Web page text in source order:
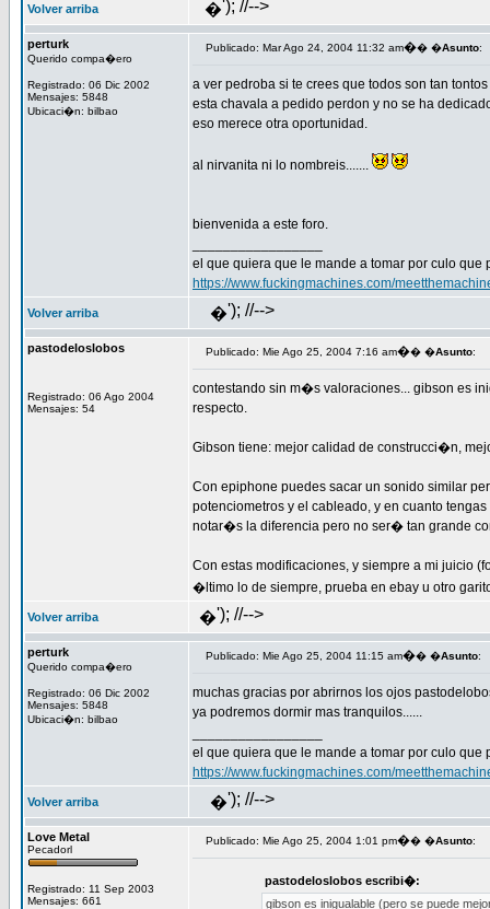
Volver arriba �'); //-->
perturk
Querido compa�ero
Registrado: 06 Dic 2002
Mensajes: 5848
Ubicaci�n: bilbao
Publicado: Mar Ago 24, 2004 11:32 am�� �Asunto:
a ver pedroba si te crees que todos son tan
esta chavala a pedido perdon y no se ha
eso merece otra oportunidad.
al nirvanita ni lo nombreis.......
bienvenida a este foro.
el que quiera que le mande a tomar por culo que
https://www.fuckingmachines.com/
Volver arriba �'); //-->
pastodeloslobos
Registrado: 06 Ago 2004
Mensajes: 54
Publicado: Mie Ago 25, 2004 7:16 am�� �Asunto:
contestando sin m�s valoraciones... gibson es
respecto.
Gibson tiene: mejor calidad de construcci�n,
Con epiphone puedes sacar un sonido similar
potenciometros y el cableado, y en cuanto
notar�s la diferencia pero no ser� tan grande
Con estas modificaciones, y siempre a mi juicio
�ltimo lo de siempre, prueba en ebay u otro
Volver arriba �'); //-->
perturk
Querido compa�ero
Registrado: 06 Dic 2002
Mensajes: 5848
Ubicaci�n: bilbao
Publicado: Mie Ago 25, 2004 11:15 am�� �Asunto:
muchas gracias por abrirnos los ojos
ya podremos dormir mas tranquilos......
el que quiera que le mande a tomar por culo que
https://www.fuckingmachines.com/
Volver arriba �'); //-->
Love Metal
Pecadorl
Registrado: 11 Sep 2003
Mensajes: 661
Publicado: Mie Ago 25, 2004 1:01 pm�� �Asunto:
pastodeloslobos escribi�:
gibson es inigualable (pero se puede